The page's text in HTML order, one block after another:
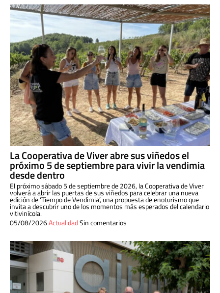
La Cooperativa de Viver abre sus viñedos el
próximo 5 de septiembre para vivir la vendimia
desde dentro
El próximo sábado 5 de septiembre de 2026, la Cooperativa de Viver
volverá a abrir las puertas de sus viñedos para celebrar una nueva
edición de ‘Tiempo de Vendimia’, una propuesta de enoturismo que
invita a descubrir uno de los momentos más esperados del calendario
vitivinícola.
05/08/2026ActualidadSin comentarios